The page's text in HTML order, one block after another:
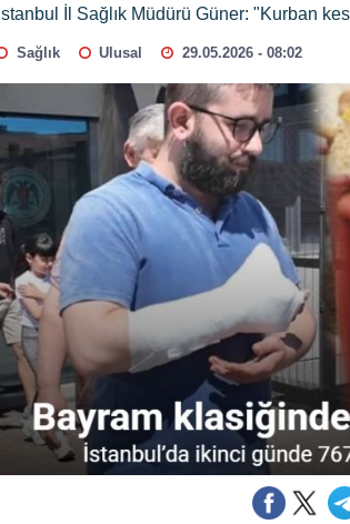
İstanbul İl Sağlık Müdürü Güner: "Kurban
Sağlık Ulusal 29.05.2026 - 08:02